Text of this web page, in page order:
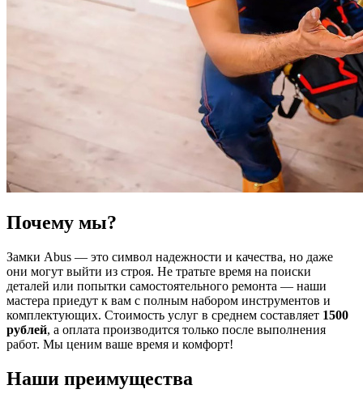
Почему мы?
Замки Abus — это символ надежности и качества, но даже
они могут выйти из строя. Не тратьте время на поиски
деталей или попытки самостоятельного ремонта — наши
мастера приедут к вам с полным набором инструментов и
комплектующих. Стоимость услуг в среднем составляет 1500
рублей, а оплата производится только после выполнения
работ. Мы ценим ваше время и комфорт!
Наши преимущества